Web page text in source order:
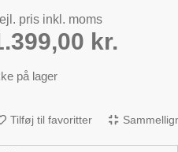
pris inkl. moms
kr.
på lager
Tilføj til favoritter